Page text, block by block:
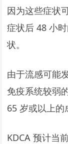
因为这些症状
症状后 48 小
状。
由于流感可能
免疫系统较弱
65 岁或以上的
KDCA 预计当